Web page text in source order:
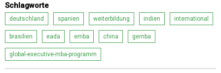
Schlagworte
deutschland spanien weiterbildung indien international
brasilien eada emba china gemba
global-executive-mba-programm